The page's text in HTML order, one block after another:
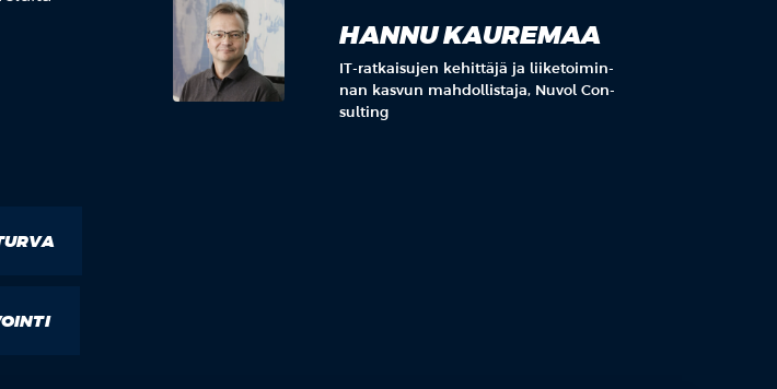
HANNU KAUREMAA
IT-rat­kai­su­jen ke­hit­tä­jä ja lii­ke­toi­min­
nan kas­vun mah­dol­lis­ta­ja, Nu­vol Con­
sul­ting